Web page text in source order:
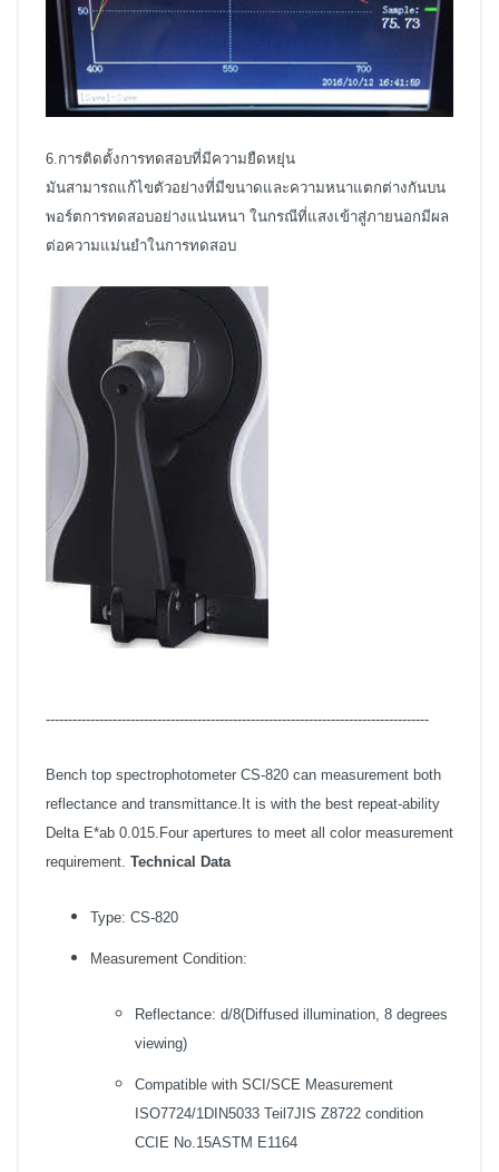
6.การติดตั้งการทดสอบที่มีความยืดหยุ่น
มันสามารถแก้ไขตัวอย่างที่มีขนาดและความหนาแตกต่างกันบน
พอร์ตการทดสอบอย่างแน่นหนา ในกรณีที่แสงเข้าสู่ภายนอกมีผล
ต่อความแม่นยำในการทดสอบ
--------------------------------------------------------------------------------------
Bench top spectrophotometer CS-820 can measurement both
reflectance and transmittance.It is with the best repeat-ability
Delta E*ab 0.015.Four apertures to meet all color measurement
requirement. Technical Data
Type: CS-820
Measurement Condition:
Reflectance: d/8(Diffused illumination, 8 degrees
viewing)
Compatible with SCI/SCE Measurement
ISO7724/1DIN5033 Teil7JIS Z8722 condition
CCIE No.15ASTM E1164